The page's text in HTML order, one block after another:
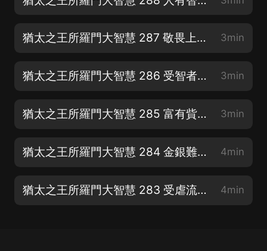
猶太之王所羅門大智慧 287 敬畏上帝終得福樂｜善人惡人在世所遭無異 3min
猶太之王所羅門大智慧 286 受智者責勝於聽愚者歌等 3min
猶太之王所羅門大智慧 285 富有貲財不得享用仍屬虛空等 3min
猶太之王所羅門大智慧 284 金銀難厭人心，貨財亦無所益等 4min
猶太之王所羅門大智慧 283 受虐流涕無人慰藉｜幼而智勝於老而愚等 4min